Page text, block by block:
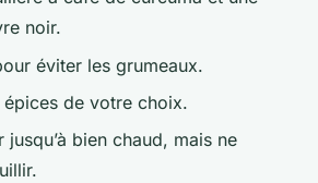
noir.
éviter les grumeaux.
de votre choix.
jusqu’à bien chaud, mais ne